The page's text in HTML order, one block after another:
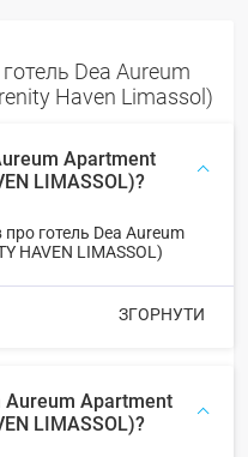
Dea Aureum
Haven Limassol)
Apartment
LIMASSOL)?
про готель Dea Aureum
HAVEN LIMASSOL)
ЗГОРНУТИ
Aureum Apartment
LIMASSOL)?